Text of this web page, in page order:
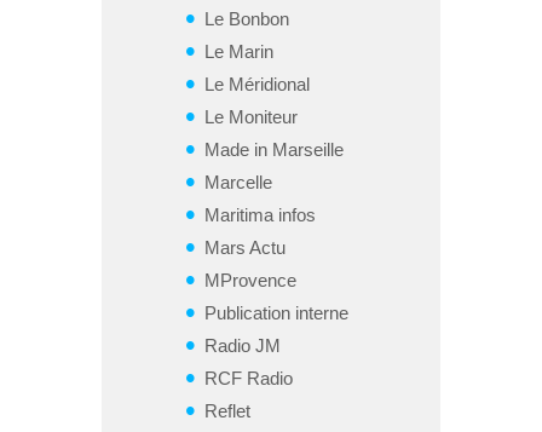
Le Bonbon
Le Marin
Le Méridional
Le Moniteur
Made in Marseille
Marcelle
Maritima infos
Mars Actu
MProvence
Publication interne
Radio JM
RCF Radio
Reflet